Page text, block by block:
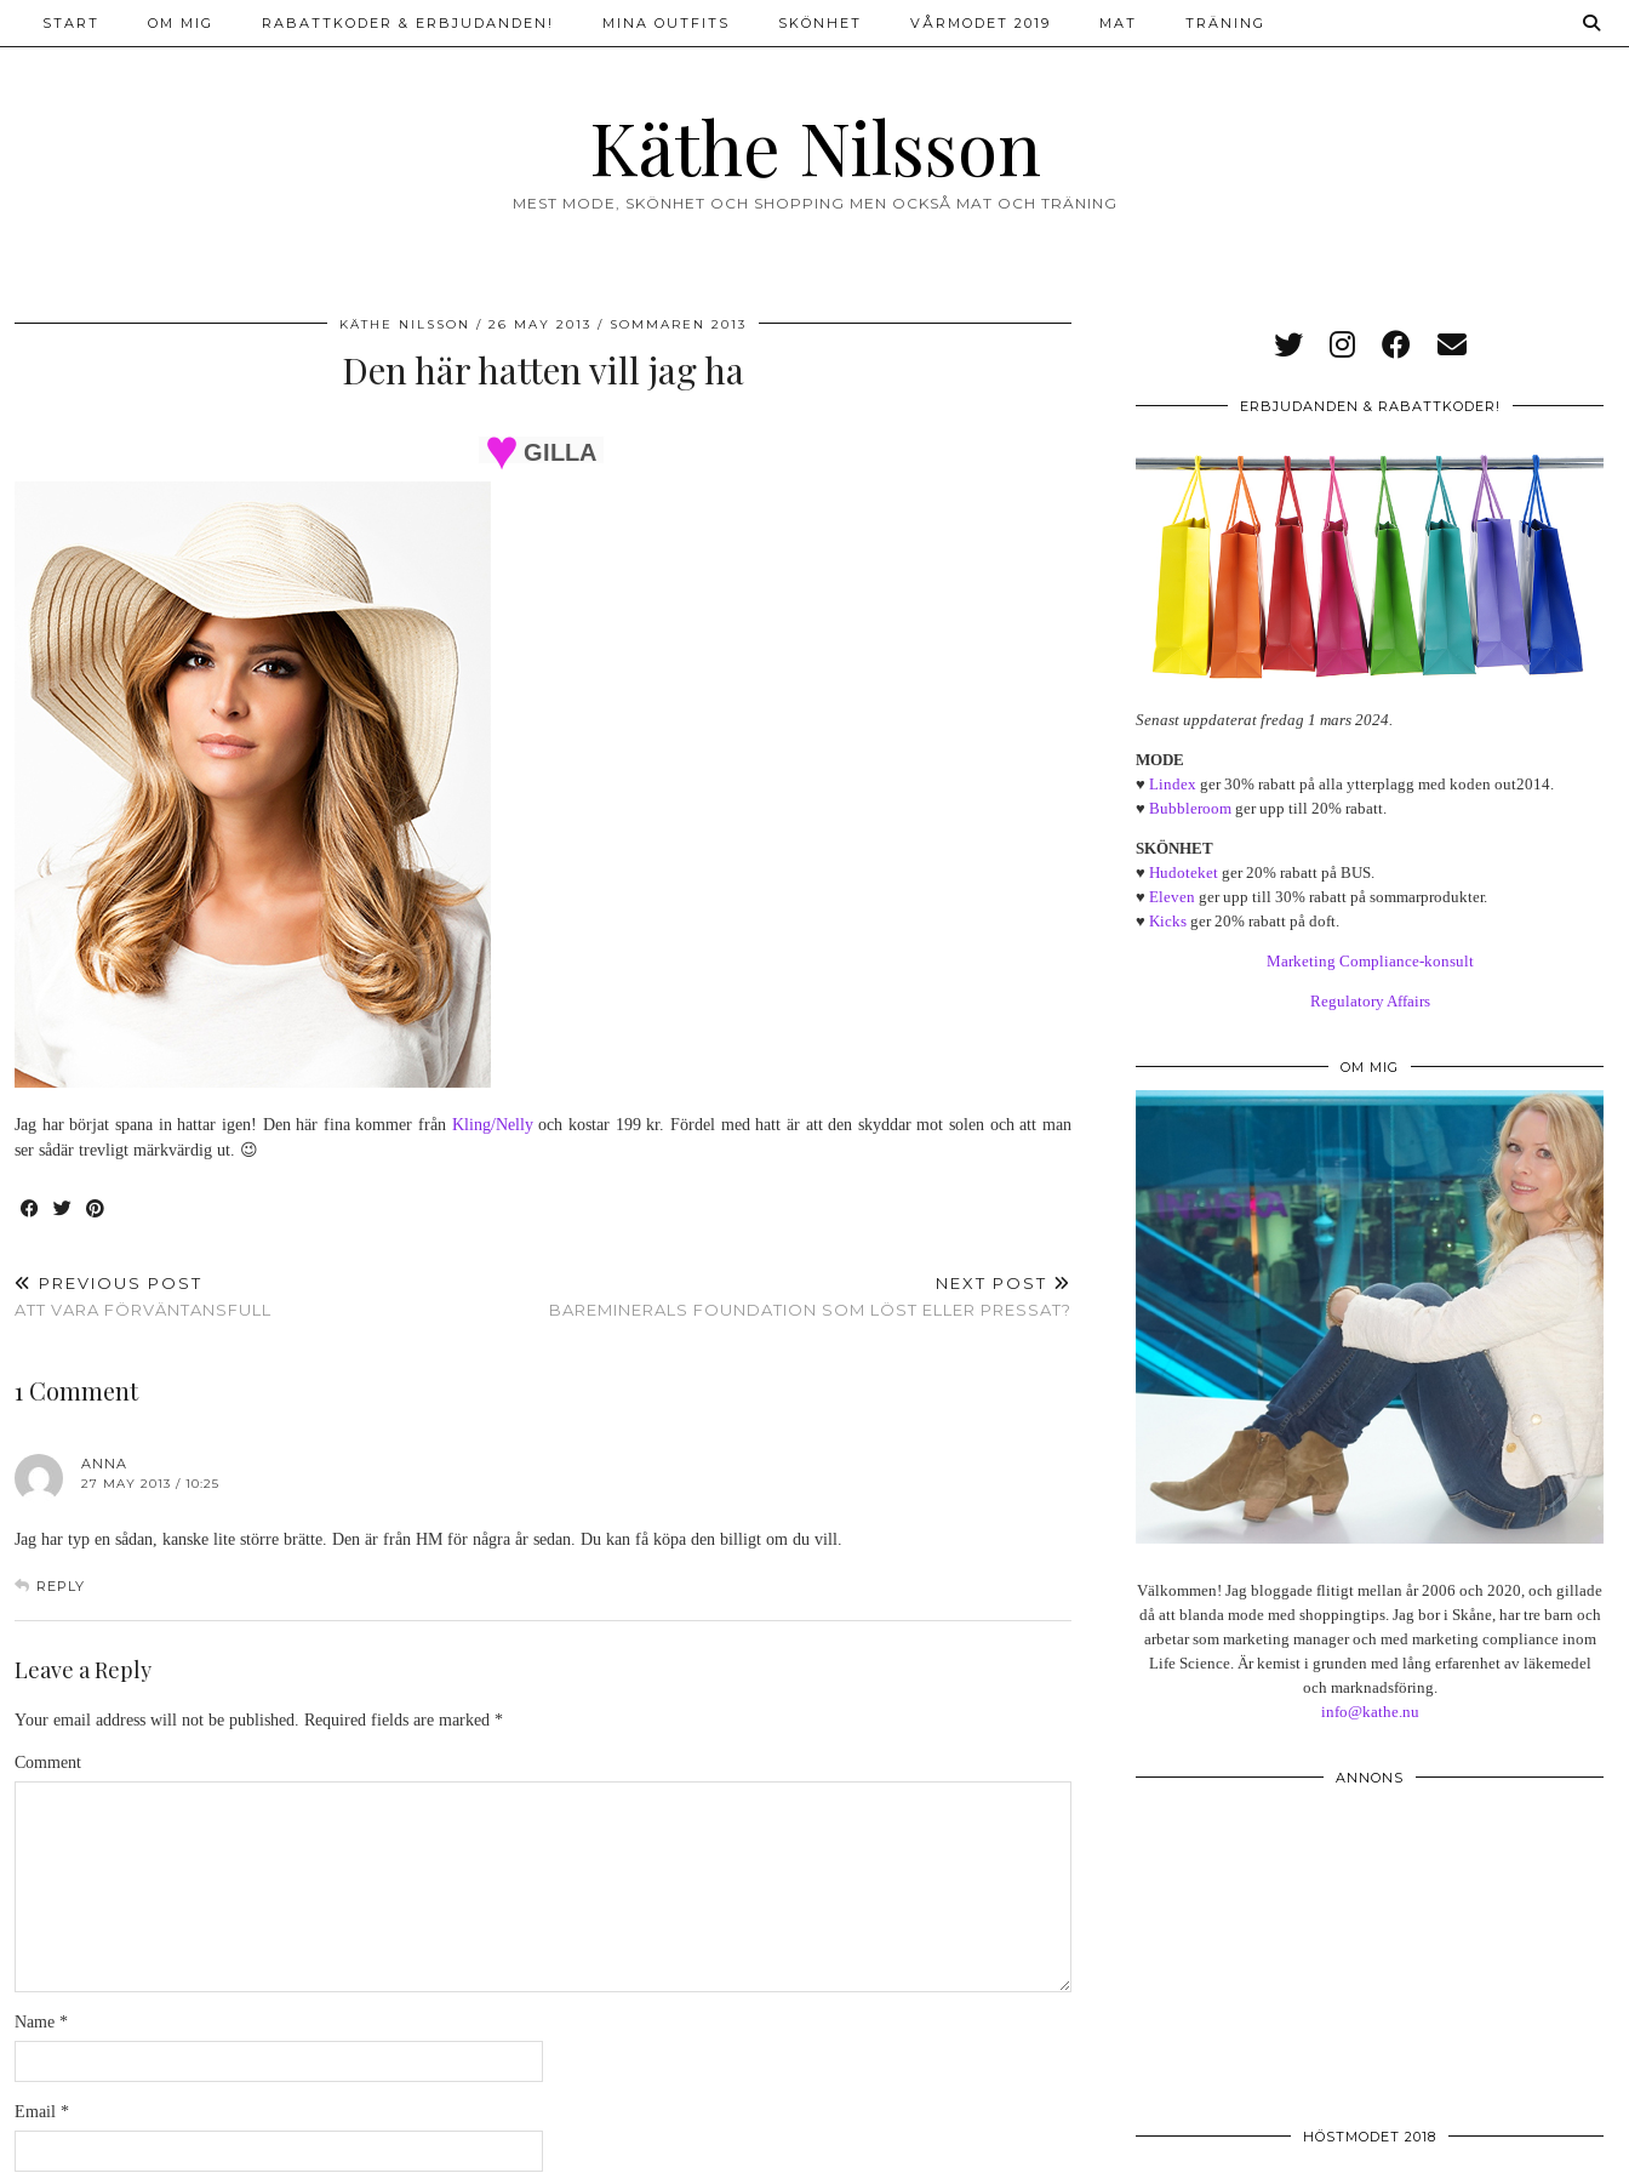
Käthe Nilsson
MEST MODE, SKÖNHET OCH SHOPPING MEN OCKSÅ MAT OCH TRÄNING
START OM MIG RABATTKODER & ERBJUDANDEN! MINA OUTFITS SKÖNHET VÅRMODET 2019 MAT TRÄNING
KÄTHE NILSSON 26 MAY 2013 SOMMAREN 2013
Den här hatten vill jag ha
GILLA
Jag har börjat spana in hattar igen! Den här fina kommer från Kling/Nellyoch kostar 199 kr. Fördel med hatt är att den skyddar mot solen och att man
ser sådär trevligt märkvärdig ut. 😉
PREVIOUS POST
ATT VARA FÖRVÄNTANSFULL
NEXT POST
BAREMINERALS FOUNDATION SOM LÖST ELLER PRESSAT?
1 Comment
ANNA
27 MAY 2013 / 10:25
Jag har typ en sådan, kanske lite större brätte. Den är från HM för några år sedan. Du kan få köpa den billigt om du vill.
REPLY
Leave a Reply
Your email address will not be published. Required fields are marked *
Comment
Name *
Email *
ERBJUDANDEN & RABATTKODER!
Senast uppdaterat fredag 1 mars 2024.
MODE
♥ Lindex ger 30% rabatt på alla ytterplagg med koden out2014.
♥ Bubbleroom ger upp till 20% rabatt.
SKÖNHET
♥ Hudoteket ger 20% rabatt på BUS.
♥ Eleven ger upp till 30% rabatt på sommarprodukter.
♥ Kicks ger 20% rabatt på doft.
Marketing Compliance-konsult
Regulatory Affairs
OM MIG
Välkommen! Jag bloggade flitigt mellan år 2006 och 2020, och gillade
då att blanda mode med shoppingtips. Jag bor i Skåne, har tre barn och
arbetar som marketing manager och med marketing compliance inom
Life Science. Är kemist i grunden med lång erfarenhet av läkemedel
och marknadsföring.
info@kathe.nu
ANNONS
HÖSTMODET 2018